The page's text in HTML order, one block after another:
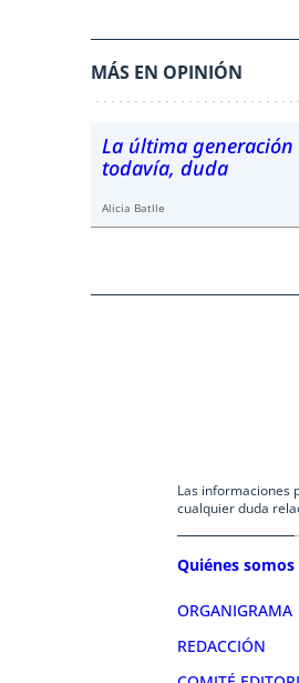
MÁS EN OPINIÓN
La última generación
todavía, duda
Alicia Batlle
Las informaciones
cualquier duda
Quiénes somos
ORGANIGRAMA
REDACCIÓN